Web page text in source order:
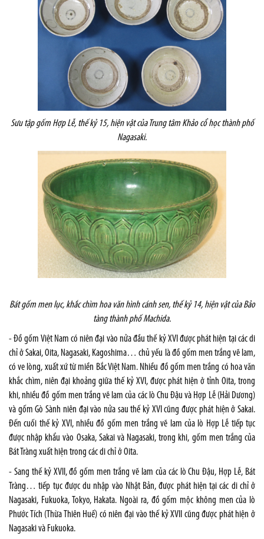
Sưu tập gốm Hợp Lễ, thế kỷ 15, hiện vật của Trung tâm Khảo cổ học thành phố
Nagasaki.
Bát gốm men lục, khắc chìm hoa văn hình cánh sen, thế kỷ 14, hiện vật của Bảo
tàng thành phố Machida.
- Đồ gốm Việt Nam có niên đại vào nửa đầu thế kỷ XVI được phát hiện tại các di
chỉ ở Sakai, Oita, Nagasaki, Kagoshima… chủ yếu là đồ gốm men trắng vẽ lam,
có ve lòng, xuất xứ từ miền Bắc Việt Nam. Nhiều đồ gốm men trắng có hoa văn
khắc chìm, niên đại khoảng giữa thế kỷ XVI, được phát hiện ở tỉnh Oita, trong
khi, nhiều đồ gốm men trắng vẽ lam của các lò Chu Đậu và Hợp Lễ (Hải Dương)
và gốm Gò Sành niên đại vào nửa sau thế kỷ XVI cũng được phát hiện ở Sakai.
Đến cuối thế kỷ XVI, nhiều đồ gốm men trắng vẽ lam của lò Hợp Lễ tiếp tục
được nhập khẩu vào Osaka, Sakai và Nagasaki, trong khi, gốm men trắng của
Bát Tràng xuất hiện trong các di chỉ ở Oita.
- Sang thế kỷ XVII, đồ gốm men trắng vẽ lam của các lò Chu Đậu, Hợp Lễ, Bát
Tràng… tiếp tục được du nhập vào Nhật Bản, được phát hiện tại các di chỉ ở
Nagasaki, Fukuoka, Tokyo, Hakata. Ngoài ra, đồ gốm mộc không men của lò
Phước Tích (Thừa Thiên Huế) có niên đại vào thế kỷ XVII cũng được phát hiện ở
Nagasaki và Fukuoka.